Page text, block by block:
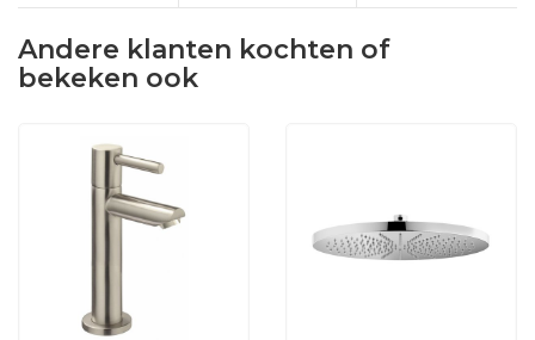
Andere klanten kochten of
bekeken ook